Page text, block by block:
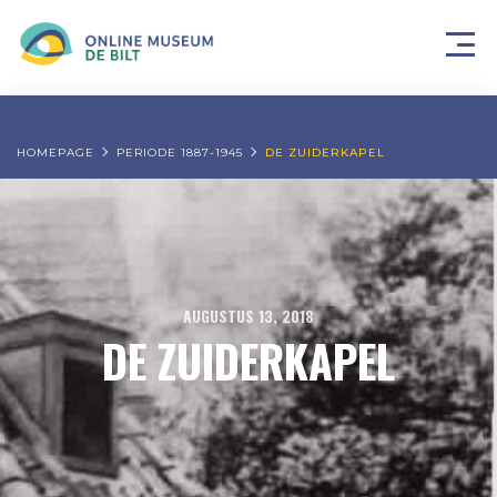
HOMEPAGE PERIODE 1887-1945 DE ZUIDERKAPEL
AUGUSTUS 13, 2018
DE ZUIDERKAPEL